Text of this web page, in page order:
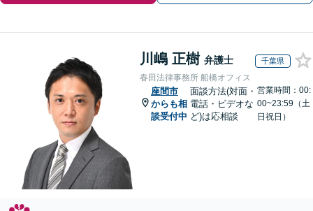
川嶋 正樹 弁護士 千葉県
春田法律事務所 船橋オフィス
座間市
からも相
談受付中
面談方法(対面・
電話・ビデオな
ど)は応相談
営業時間：00:
00~23:59（土
日祝日）